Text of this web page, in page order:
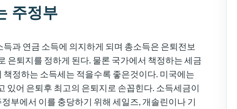
주정부
과 연금 소득에 의지하게 되며 총소득은 은퇴전보
은퇴지를 정하게 된다. 물론 국가에서 책정하는 세금
정하는 소득세는 적을수록 좋은것이다. 미국에는
있어 은퇴후 최고의 은퇴지로 손꼽힌다. 소득세금이
부에서 이를 충당하기 위해 세일즈, 개솔린이나 기